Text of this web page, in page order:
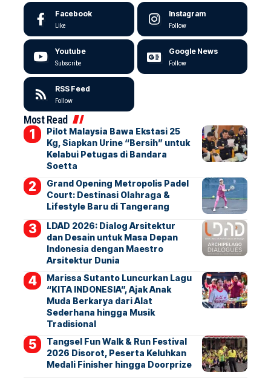
Facebook
Like
Instagram
Follow
Youtube
Subscribe
Google News
Follow
RSS Feed
Follow
Most Read
Pilot Malaysia Bawa Ekstasi 25
Kg, Siapkan Urine “Bersih” untuk
Kelabui Petugas di Bandara
Soetta
Grand Opening Metropolis Padel
Court: Destinasi Olahraga &
Lifestyle Baru di Tangerang
LDAD 2026: Dialog Arsitektur
dan Desain untuk Masa Depan
Indonesia dengan Maestro
Arsitektur Dunia
Marissa Sutanto Luncurkan Lagu
“KITA INDONESIA”, Ajak Anak
Muda Berkarya dari Alat
Sederhana hingga Musik
Tradisional
Tangsel Fun Walk & Run Festival
2026 Disorot, Peserta Keluhkan
Medali Finisher hingga Doorprize